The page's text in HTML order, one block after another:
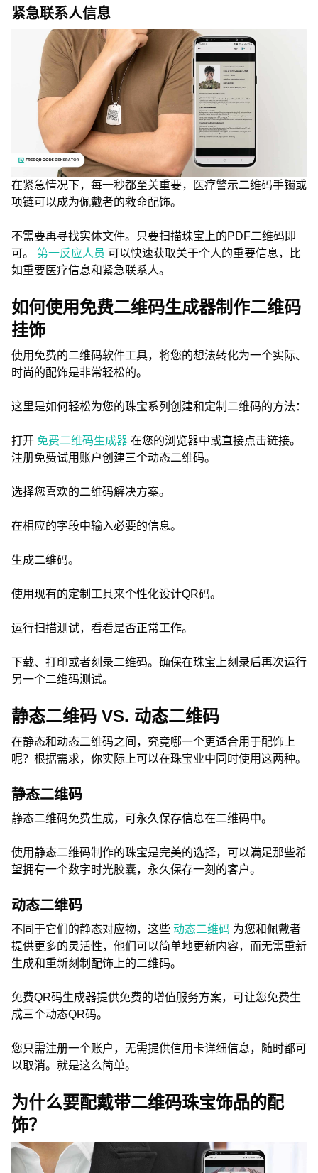
紧急联系人信息
在紧急情况下，每一秒都至关重要，医疗警示二维码手镯或
项链可以成为佩戴者的救命配饰。
不需要再寻找实体文件。只要扫描珠宝上的PDF二维码即
可。 第一反应人员 可以快速获取关于个人的重要信息，比
如重要医疗信息和紧急联系人。
如何使用免费二维码生成器制作二维码
挂饰
使用免费的二维码软件工具，将您的想法转化为一个实际、
时尚的配饰是非常轻松的。
这里是如何轻松为您的珠宝系列创建和定制二维码的方法：
打开 免费二维码生成器 在您的浏览器中或直接点击链接。
注册免费试用账户创建三个动态二维码。
选择您喜欢的二维码解决方案。
在相应的字段中输入必要的信息。
生成二维码。
使用现有的定制工具来个性化设计QR码。
运行扫描测试，看看是否正常工作。
下载、打印或者刻录二维码。确保在珠宝上刻录后再次运行
另一个二维码测试。
静态二维码 VS. 动态二维码
在静态和动态二维码之间，究竟哪一个更适合用于配饰上
呢？根据需求，你实际上可以在珠宝业中同时使用这两种。
静态二维码
静态二维码免费生成，可永久保存信息在二维码中。
使用静态二维码制作的珠宝是完美的选择，可以满足那些希
望拥有一个数字时光胶囊，永久保存一刻的客户。
动态二维码
不同于它们的静态对应物，这些 动态二维码 为您和佩戴者
提供更多的灵活性，他们可以简单地更新内容，而无需重新
生成和重新刻制配饰上的二维码。
免费QR码生成器提供免费的增值服务方案，可让您免费生
成三个动态QR码。
您只需注册一个账户，无需提供信用卡详细信息，随时都可
以取消。就是这么简单。
为什么要配戴带二维码珠宝饰品的配
饰？